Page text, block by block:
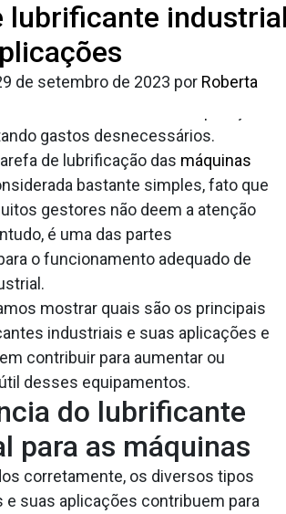
lubrificante
de setembro de 2023 por Roberta
adequada é um fator primordial
e paradas não planejadas em
Essa medida ajuda a proteger
e a prolongar o tempo de atividade
os custos com reposição
gastos desnecessários.
de lubrificação das máquinas
bastante simples, fato que
gestores não deem a atenção
é uma das partes
o funcionamento adequado de
mostrar quais são os principais
industriais e suas aplicações e
contribuir para aumentar ou
desses equipamentos.
do lubrificante
para as máquinas
corretamente, os diversos tipos
e suas aplicações contribuem para